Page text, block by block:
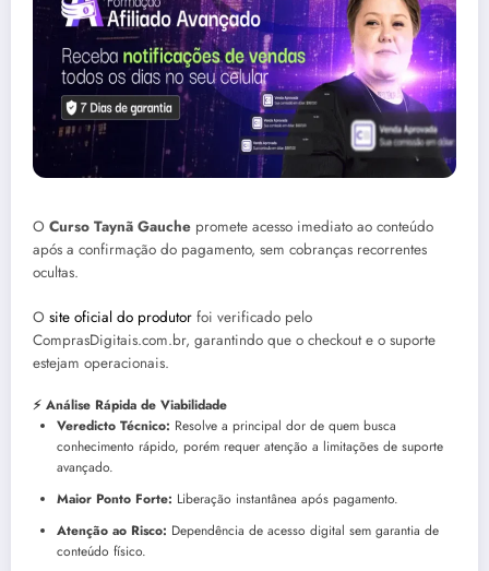
O Curso Taynã Gauche promete acesso imediato ao conteúdo
após a confirmação do pagamento, sem cobranças recorrentes
ocultas.
O site oficial do produtor foi verificado pelo
ComprasDigitais.com.br, garantindo que o checkout e o suporte
estejam operacionais.
⚡ Análise Rápida de Viabilidade
Veredicto Técnico: Resolve a principal dor de quem busca
conhecimento rápido, porém requer atenção a limitações de suporte
avançado.
Maior Ponto Forte: Liberação instantânea após pagamento.
Atenção ao Risco: Dependência de acesso digital sem garantia de
conteúdo físico.